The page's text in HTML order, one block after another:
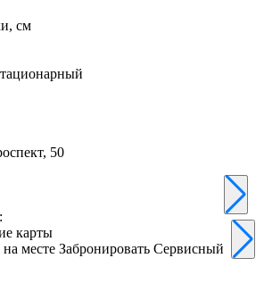
см
50
карты
месте Забронировать Сервисный